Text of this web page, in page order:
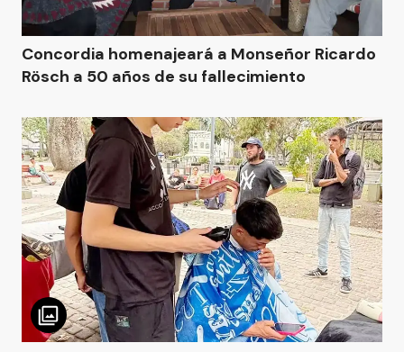
Concordia homenajeará a Monseñor Ricardo
Rösch a 50 años de su fallecimiento